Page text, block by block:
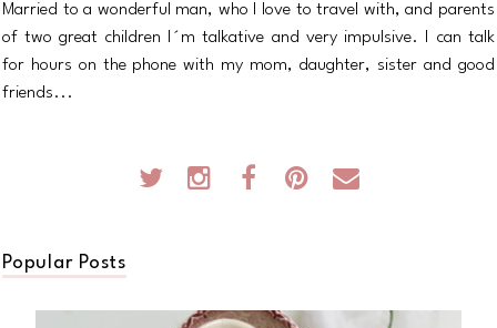
Married to a wonderful man, who I love to travel with, and parents
of two great children I´m talkative and very impulsive. I can talk
for hours on the phone with my mom, daughter, sister and good
friends...
Popular Posts